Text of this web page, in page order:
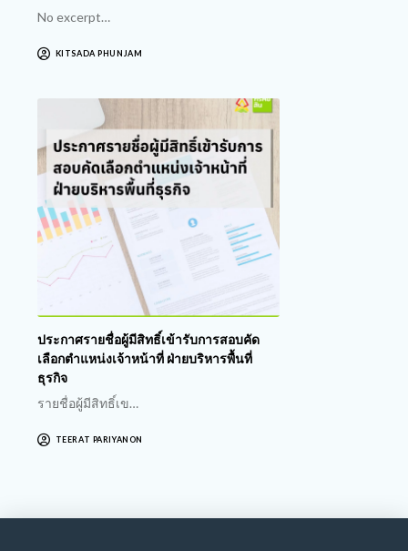
No excerpt…
KITSADA PHUNJAM
ประกาศรายชื่อผู้มีสิทธิ์เข้ารับการสอบคัด
เลือกตำแหน่งเจ้าหน้าที่ ฝ่ายบริหารพื้นที่
ธุรกิจ
รายชื่อผู้มีสิทธิ์เข…
TEERAT PARIYANON